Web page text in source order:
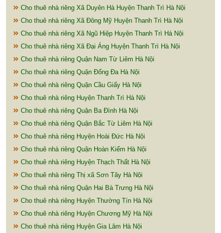
Cho thuê nhà riêng Xã Duyên Hà Huyện Thanh Trì Hà Nội
Cho thuê nhà riêng Xã Đông Mỹ Huyện Thanh Trì Hà Nội
Cho thuê nhà riêng Xã Ngũ Hiệp Huyện Thanh Trì Hà Nội
Cho thuê nhà riêng Xã Đại Áng Huyện Thanh Trì Hà Nội
Cho thuê nhà riêng Quận Nam Từ Liêm Hà Nội
Cho thuê nhà riêng Quận Đống Đa Hà Nội
Cho thuê nhà riêng Quận Cầu Giấy Hà Nội
Cho thuê nhà riêng Huyện Thanh Trì Hà Nội
Cho thuê nhà riêng Quận Ba Đình Hà Nội
Cho thuê nhà riêng Quận Bắc Từ Liêm Hà Nội
Cho thuê nhà riêng Huyện Hoài Đức Hà Nội
Cho thuê nhà riêng Quận Hoàn Kiếm Hà Nội
Cho thuê nhà riêng Huyện Thạch Thất Hà Nội
Cho thuê nhà riêng Thị xã Sơn Tây Hà Nội
Cho thuê nhà riêng Quận Hai Bà Trưng Hà Nội
Cho thuê nhà riêng Huyện Thường Tín Hà Nội
Cho thuê nhà riêng Huyện Chương Mỹ Hà Nội
Cho thuê nhà riêng Huyện Gia Lâm Hà Nội